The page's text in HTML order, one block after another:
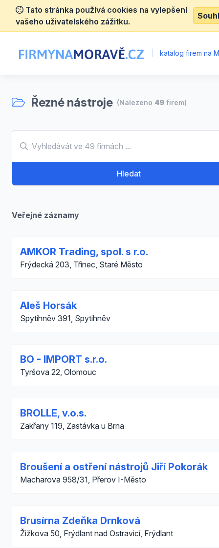
Tato stránka používá cookies na vylepšení
vašeho uživatelského zážitku.
katalog firem na
Řezné nástroje (Nalezeno 49 firem)
Hledat
Veřejné záznamy
AMKOR Trading, spol. s r.o.
Frýdecká 203, Třinec, Staré Město
Aleš Horsák
Spytihněv 391, Spytihněv
BO - IMPORT s.r.o.
Tyršova 22, Olomouc
BROLLE, v.o.s.
Zakřany 119, Zastávka u Brna
Broušení a ostření nástrojů Jiří Pokorák
Macharova 958/31, Přerov I-Město
Brusírna Zdeňka Drnková
Žižkova 50, Frýdlant nad Ostravicí, Frýdlant